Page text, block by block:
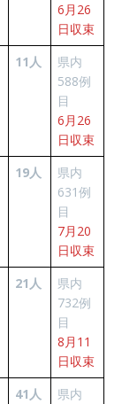
6月26
日収束
11人
県内
588例
目
6月26
日収束
19人
県内
631例
目
7月20
日収束
21人
県内
732例
目
8月11
日収束
41人
県内